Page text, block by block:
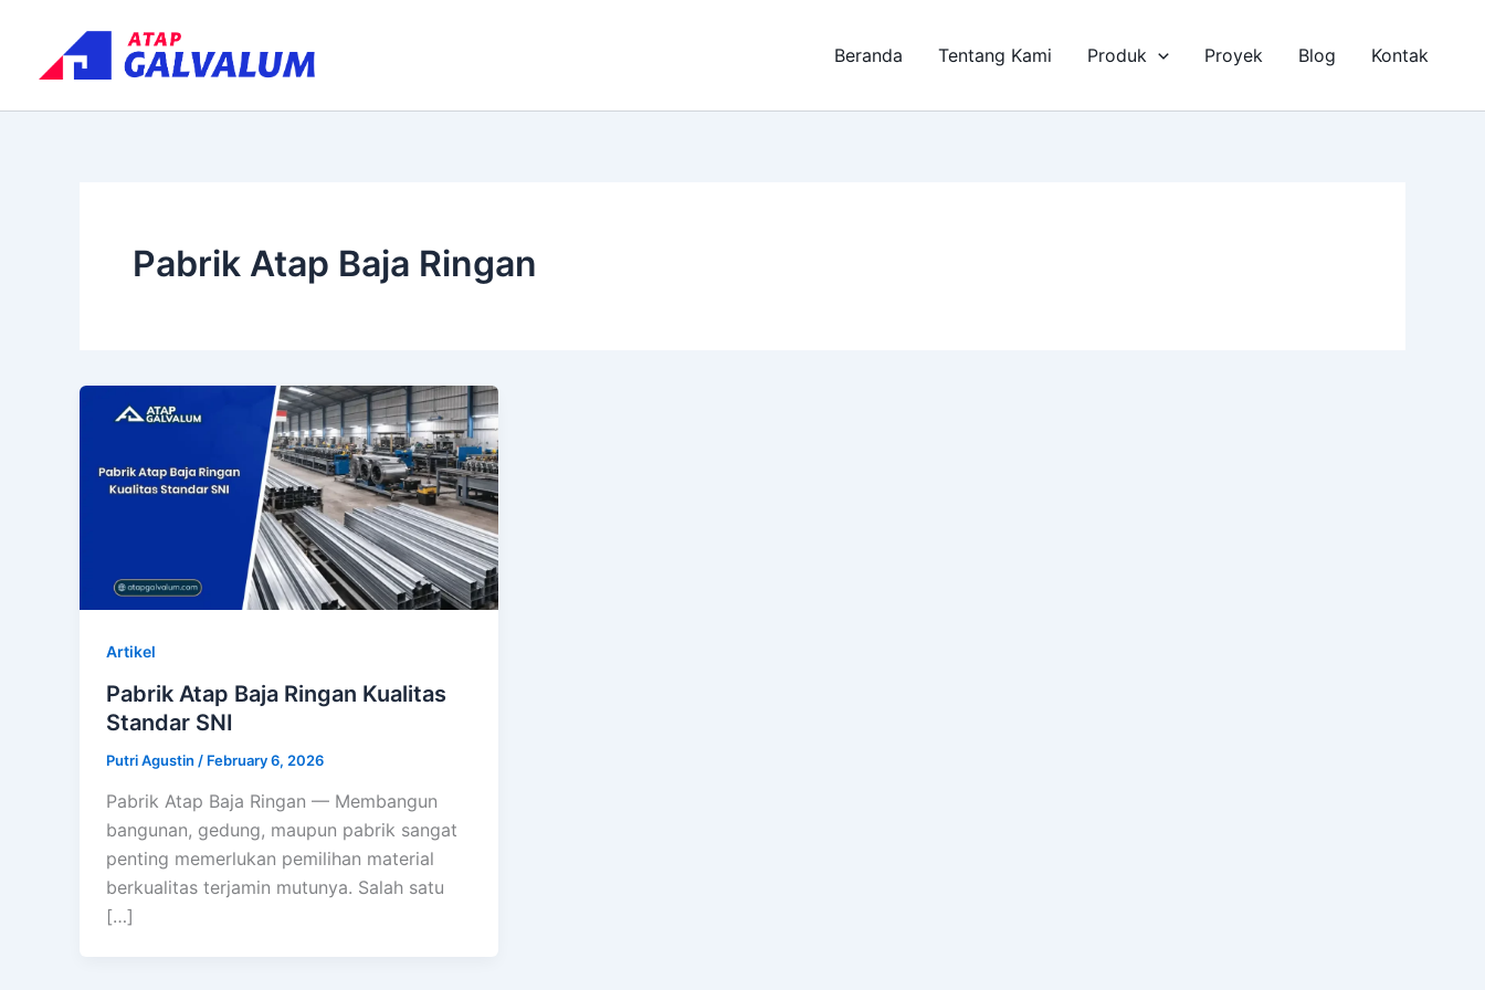
content
Beranda Tentang Kami Produk Proyek Blog Kontak
Pabrik Atap Baja Ringan
Artikel
Pabrik Atap Baja Ringan Kualitas
Standar SNI
Putri Agustin / February 6, 2026
Pabrik Atap Baja Ringan — Membangun
bangunan, gedung, maupun pabrik sangat
penting memerlukan pemilihan material
berkualitas terjamin mutunya. Salah satu
[…]